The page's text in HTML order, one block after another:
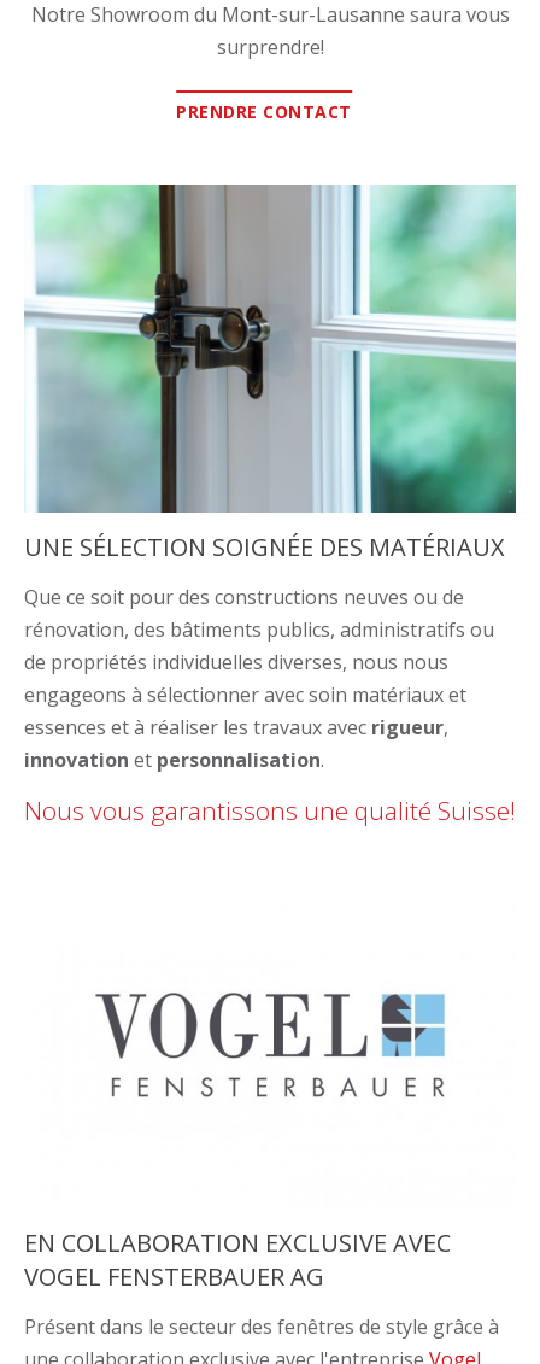
Notre Showroom du Mont-sur-Lausanne saura vous
surprendre!
PRENDRE CONTACT
UNE SÉLECTION SOIGNÉE DES MATÉRIAUX
Que ce soit pour des constructions neuves ou de
rénovation, des bâtiments publics, administratifs ou
de propriétés individuelles diverses, nous nous
engageons à sélectionner avec soin matériaux et
essences et à réaliser les travaux avec rigueur,
innovation et personnalisation.
Nous vous garantissons une qualité Suisse!
EN COLLABORATION EXCLUSIVE AVEC
VOGEL FENSTERBAUER AG
Présent dans le secteur des fenêtres de style grâce à